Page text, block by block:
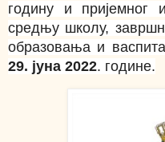
годину и пријемног
средњу школу,
образовања и
29. јуна 2022. године.